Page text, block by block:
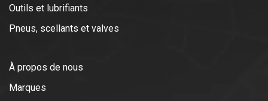
Outils et lubrifiants
Pneus, scellants et valves
À propos de nous
Marques